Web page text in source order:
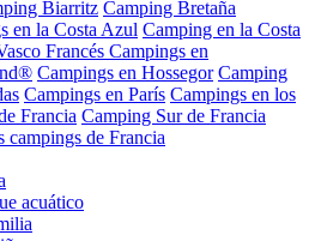
Biarritz Camping Bretaña
en la Costa Azul Camping en la Costa
Francés Campings en
Campings en Hossegor Camping
Campings en París Campings en los
Francia Camping Sur de Francia
campings de Francia
acuático